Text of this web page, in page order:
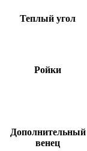
Теплый угол
Ройки
Дополнительный
венец